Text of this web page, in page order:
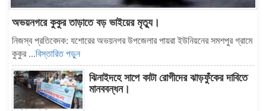
অভয়নগরে কুকুর তাড়াতে বড় ভাইয়ের মৃত্যু।
নিজস্ব প্রতিবেদক: যশোরের অভয়নগর উপজেলার পায়রা ইউনিয়নের সমশপুর গ্রামে
কুকুর ...বিস্তারিত পড়ুন
ঝিনাইদহে সাপে কাটা রোগীদের ঝাড়ফুঁকের দাবিতে
মানববন্ধন।